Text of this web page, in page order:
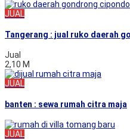
JUAL
Tangerang : jual ruko daerah
Jual
2,10 M
JUAL
banten : sewa rumah citra maja
JUAL